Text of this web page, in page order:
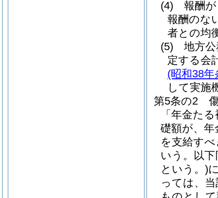
(4)
報酬
報酬のな
者との均
(5)
地方
定する会
(昭和38
して実施
第5条の2
「年金た
礎額が、
を支給す
いう。以下
という。)
っては、